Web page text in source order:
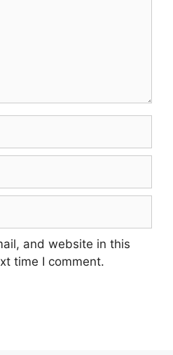
and website in this
time I comment.